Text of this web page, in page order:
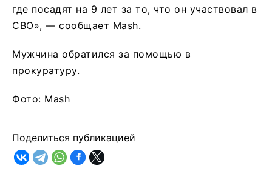
где посадят на 9 лет за то, что он участвовал в
СВО», — сообщает Mash.
Мужчина обратился за помощью в
прокуратуру.
Фото: Mash
Поделиться публикацией